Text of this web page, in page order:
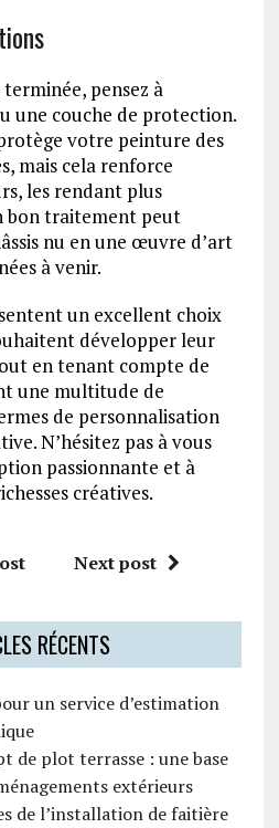
pensez à
une couche de protection.
votre peinture des
mais cela renforce
les rendant plus
bon traitement peut
nu en une œuvre d’art
à venir.
un excellent choix
développer leur
en tenant compte de
une multitude de
de personnalisation
N’hésitez pas à vous
passionnante et à
créatives.
Next post
RÉCENTS
un service d’estimation
de plot terrasse : une base
extérieurs
de l’installation de faitière